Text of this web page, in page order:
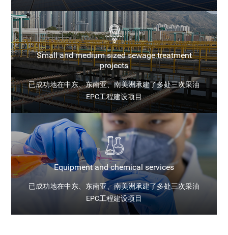
Small and medium sized sewage treatment
projects
已成功地在中东、东南亚、南美洲承建了多处三次采油
EPC工程建设项目
Equipment and chemical services
已成功地在中东、东南亚、南美洲承建了多处三次采油
EPC工程建设项目